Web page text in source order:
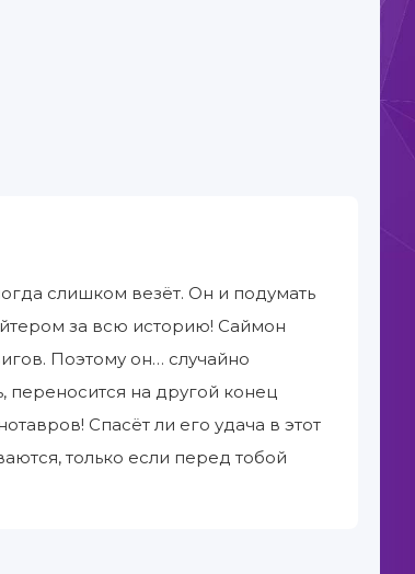
слишком везёт. Он и подумать
за всю историю! Саймон
Поэтому он… случайно
переносится на другой конец
Спасёт ли его удача в этот
только если перед тобой